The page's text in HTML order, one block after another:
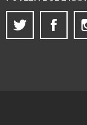
Twitter